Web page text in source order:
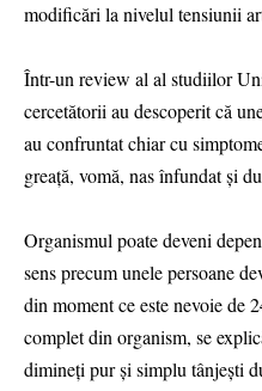
modificări la nivelul tensiunii
Într-un review al al studiilor
cercetătorii au descoperit că
au confruntat chiar cu
greaţă, vomă, nas înfundat şi
Organismul poate deveni
sens precum unele persoane
din moment ce este nevoie de
complet din organism, se
dimineţi pur şi simplu tânjeşti